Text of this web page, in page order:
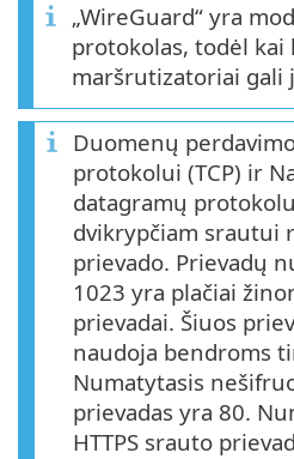
„WireGuard“ yra
protokolas, todėl kai
maršrutizatoriai gali
Duomenų
protokolui (TCP) ir
datagramų
dvikrypčiam srautui
prievado. Prievadų
1023 yra plačiai
prievadai. Šiuos
naudoja bendroms
Numatytasis
prievadas yra 80.
HTTPS srauto